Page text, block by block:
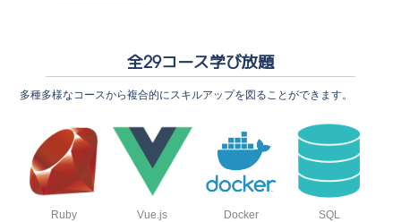
全29コース学び放題
多種多様なコースから複合的にスキルアップを図ることができます。
Ruby Vue.js Docker SQL